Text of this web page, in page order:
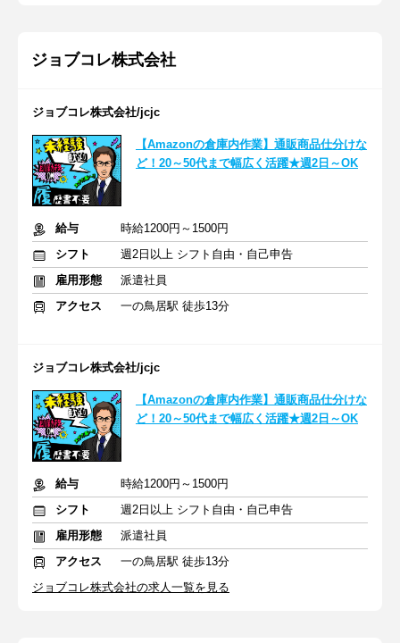
ジョブコレ株式会社
ジョブコレ株式会社/jcjc
【Amazonの倉庫内作業】通販商品仕分けな
ど！20～50代まで幅広く活躍★週2日～OK
給与
時給1200円～1500円
シフト
週2日以上 シフト自由・自己申告
雇用形態
派遣社員
アクセス
一の鳥居駅 徒歩13分
ジョブコレ株式会社/jcjc
【Amazonの倉庫内作業】通販商品仕分けな
ど！20～50代まで幅広く活躍★週2日～OK
給与
時給1200円～1500円
シフト
週2日以上 シフト自由・自己申告
雇用形態
派遣社員
アクセス
一の鳥居駅 徒歩13分
ジョブコレ株式会社の求人一覧を見る